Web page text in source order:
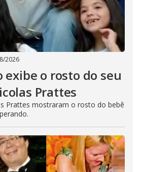
2026
exibe o rosto do seu
Prattes
Prattes mostraram o rosto do bebê